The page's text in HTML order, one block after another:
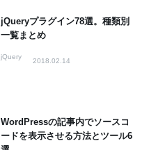
jQueryプラグイン78選。種類別
一覧まとめ
jQuery
2018.02.14
WordPressの記事内でソースコ
ードを表示させる方法とツール6